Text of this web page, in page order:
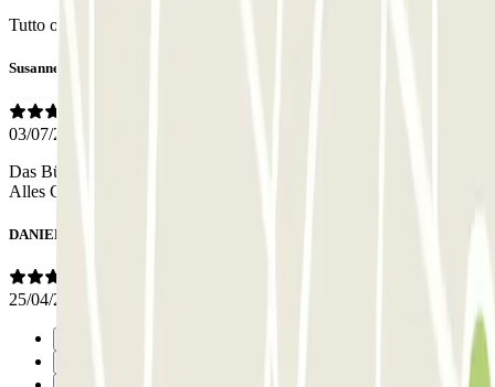
Tutto ok, molto comodo, meglio ancora se fosse meno caro
Susanne
03/07/2026
Das Büro war etwas schwer zu finden, aber es hat alles funktioniert.
Alles OK
DANIELA
25/04/2026